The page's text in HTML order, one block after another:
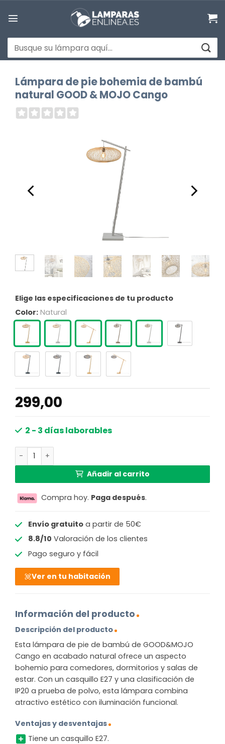
Buscar
por:
Lámpara de pie bohemia de bambú
natural GOOD & MOJO Cango
Elige las especificaciones de tu producto
Color: Natural
299,00
2 - 3 días laborables
Lámpara de pie bohemia de bambú natural GOOD &
Añadir al carrito
Compra hoy. Paga después.
Envío gratuitoa partir de 50€
8.8/10 Valoración de los clientes
Pago seguro y fácil
Ver en tu habitación
Información del producto
Descripción del producto
Esta lámpara de pie de bambú de GOOD&MOJO
Cango en acabado natural ofrece un aspecto
bohemio para comedores, dormitorios y salas de
estar. Con un casquillo E27 y una clasificación de
IP20 a prueba de polvo, esta lámpara combina
atractivo estético con iluminación funcional.
Ventajas y desventajas
Tiene un casquillo E27.